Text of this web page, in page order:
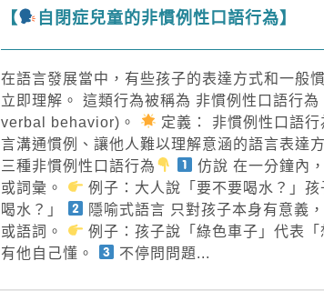
【 自閉症兒童的非慣例性口語行為】
在語言發展當中，有些孩子的表達方式和一般
立即理解。 這類行為被稱為 非慣例性口語行
verbal behavior)。
定義： 非慣例性口語
言溝通慣例、讓他人難以理解意涵的語言表達
三種非慣例性口語行為
仿說 在一分鐘內
或詞彙。
例子：大人說「要不要喝水？」
喝水？」
隱喻式語言 只對孩子本身有意義
或語詞。
例子：孩子說「綠色車子」代表
有他自己懂。
不停問問題...